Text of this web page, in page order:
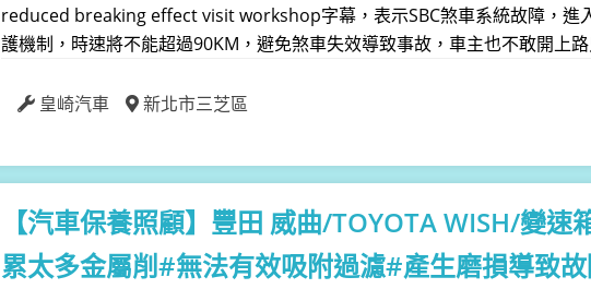
reduced breaking effect visit workshop字幕，表示SBC煞車系統故障，進
護機制，時速將不能超過90KM，避免煞車失效導致事故，車主也不敢開上
皇崎汽車 新北市三芝區
【汽車保養照顧】 豐田 威曲/TOYOTA WISH/變速
累太多金屬削#無法有效吸附過濾#產生磨損導致